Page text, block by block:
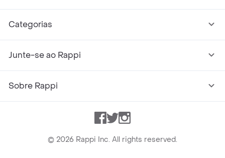
Categorias
Junte-se ao Rappi
Sobre Rappi
Facebook
TwitterInstagram
© 2026 Rappi Inc. All rights reserved.